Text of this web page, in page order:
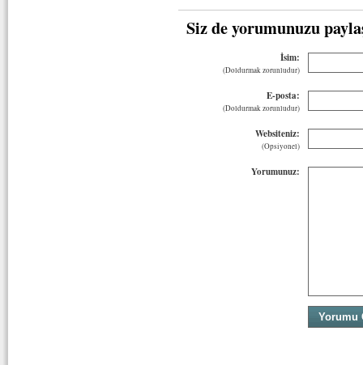
Siz de yorumunuzu
İsim:
(Doldurmak zorunludur)
E-posta:
(Doldurmak zorunludur)
Websiteniz:
(Opsiyonel)
Yorumunuz: